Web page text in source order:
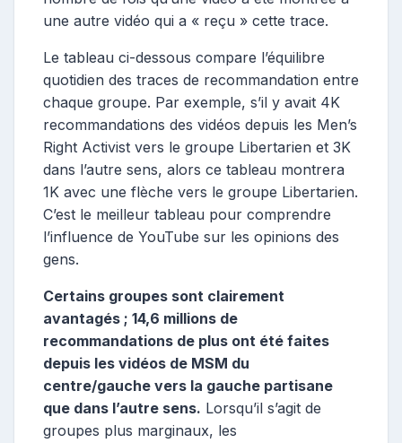
une autre vidéo qui a « reçu » cette trace.
Le tableau ci-dessous compare l’équilibre
quotidien des traces de recommandation entre
chaque groupe. Par exemple, s’il y avait 4K
recommandations des vidéos depuis les Men’s
Right Activist vers le groupe Libertarien et 3K
dans l’autre sens, alors ce tableau montrera
1K avec une flèche vers le groupe Libertarien.
C’est le meilleur tableau pour comprendre
l’influence de YouTube sur les opinions des
gens.
Certains groupes sont clairement
avantagés ; 14,6 millions de
recommandations de plus ont été faites
depuis les vidéos de MSM du
centre/gauche vers la gauche partisane
que dans l’autre sens. Lorsqu’il s’agit de
groupes plus marginaux, les